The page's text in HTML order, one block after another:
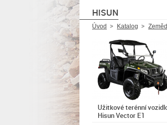
HISUN
Úvod Katalog
Užitkové terénní
Hisun Vector E1